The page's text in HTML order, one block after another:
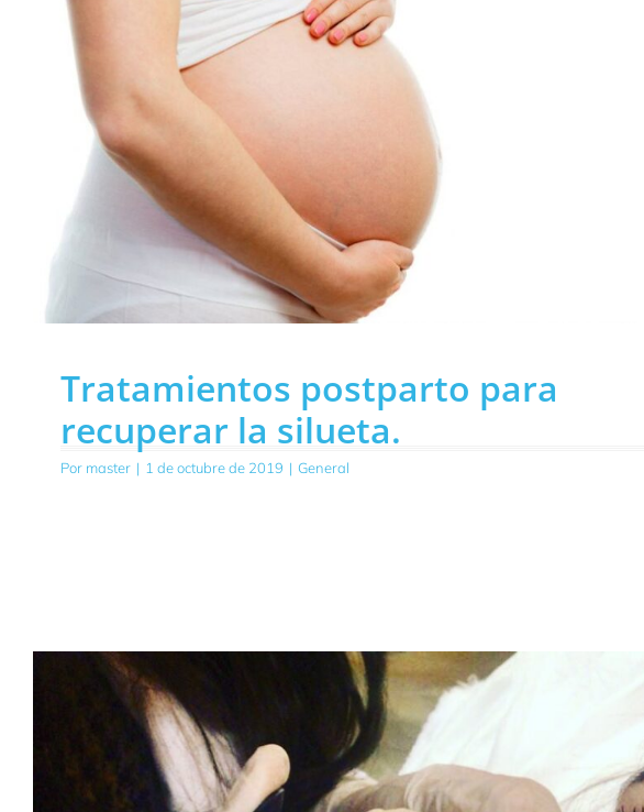
Tratamientos postparto para
recuperar la silueta.
Por master | 1 de octubre de 2019 | General